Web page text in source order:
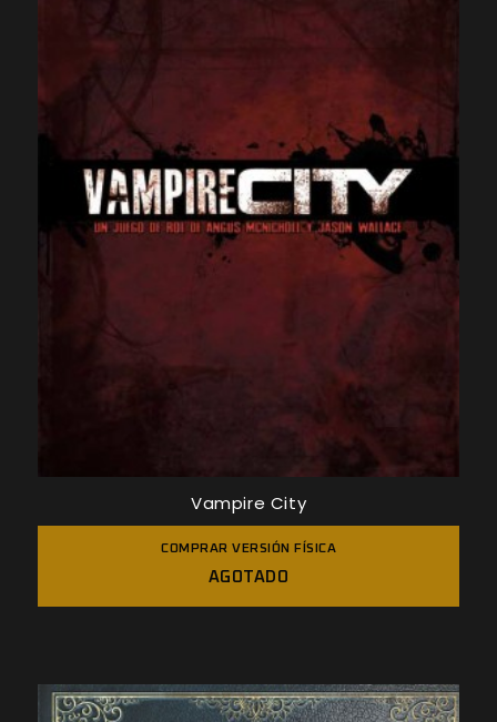
Vampire City
COMPRAR VERSIÓN FÍSICA
AGOTADO